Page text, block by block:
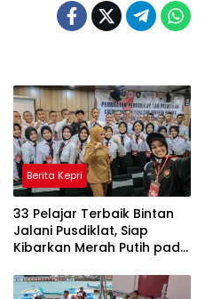
Berita Kepri
33 Pelajar Terbaik Bintan
Jalani Pusdiklat, Siap
Kibarkan Merah Putih pada